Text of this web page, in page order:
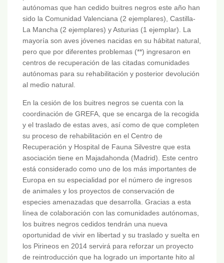
autónomas que han cedido buitres negros este año han
sido la Comunidad Valenciana (2 ejemplares), Castilla-
La Mancha (2 ejemplares) y Asturias (1 ejemplar). La
mayoría son aves jóvenes nacidas en su hábitat natural,
pero que por diferentes problemas (**) ingresaron en
centros de recuperación de las citadas comunidades
autónomas para su rehabilitación y posterior devolución
al medio natural.
En la cesión de los buitres negros se cuenta con la
coordinación de GREFA, que se encarga de la recogida
y el traslado de estas aves, así como de que completen
su proceso de rehabilitación en el Centro de
Recuperación y Hospital de Fauna Silvestre que esta
asociación tiene en Majadahonda (Madrid). Este centro
está considerado como uno de los más importantes de
Europa en su especialidad por el número de ingresos
de animales y los proyectos de conservación de
especies amenazadas que desarrolla. Gracias a esta
línea de colaboración con las comunidades autónomas,
los buitres negros cedidos tendrán una nueva
oportunidad de vivir en libertad y su traslado y suelta en
los Pirineos en 2014 servirá para reforzar un proyecto
de reintroducción que ha logrado un importante hito al